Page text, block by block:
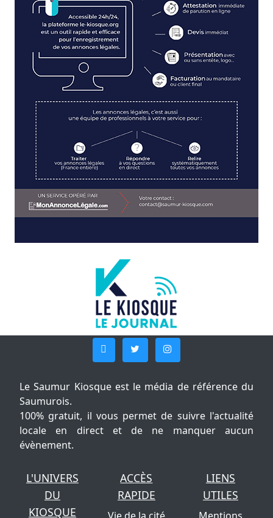
Le Saumur Kiosque est le média de référence du
Saumurois.
100% gratuit, il vous permet de suivre l'actualité
locale en direct et de ne manquer aucun
évènement.
L'UNIVERS
DU
KIOSQUE
ACCÈS
RAPIDE
LIENS
UTILES